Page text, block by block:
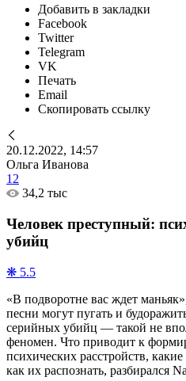
Добавить в закладки
Facebook
Twitter
Telegram
VK
Печать
Email
Скопировать ссылку
20.12.2022, 14:57
Ольга Иванова
12
34,2 тыс
Человек преступный:
убийц
❋ 5.5
«В подворотне вас ждет
песни могут пугать и
серийных убийц — такой не
феномен. Что приводит к
психических расстройств,
как их распознать, разбирался